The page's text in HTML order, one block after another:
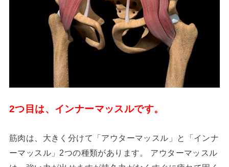
2つ目は、インナーマッスルです。
筋肉は、大きく分けて「アウターマッスル」と「インナ
ーマッスル」2つの種類があります。 アウターマッスル